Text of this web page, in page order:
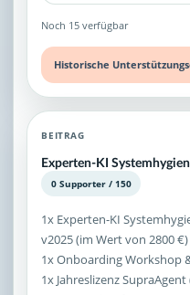
Noch 15 verfügbar
Historische
BEITRAG
Experten-KI
0 Supporter / 150
1x Experten-KI
v2025 (im Wert von 2800 €)
1x Onboarding Workshop
1x Jahreslizenz